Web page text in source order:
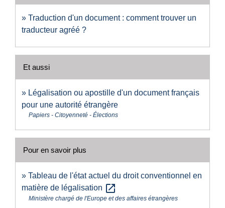
Traduction d'un document : comment trouver un
traducteur agréé ?
Et aussi
Légalisation ou apostille d'un document français
pour une autorité étrangère
Papiers - Citoyenneté - Élections
Pour en savoir plus
Tableau de l'état actuel du droit conventionnel en
matière de légalisation open_in_new
Ministère chargé de l'Europe et des affaires étrangères